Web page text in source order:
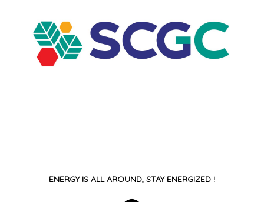
ENERGY IS ALL AROUND, STAY ENERGIZED !